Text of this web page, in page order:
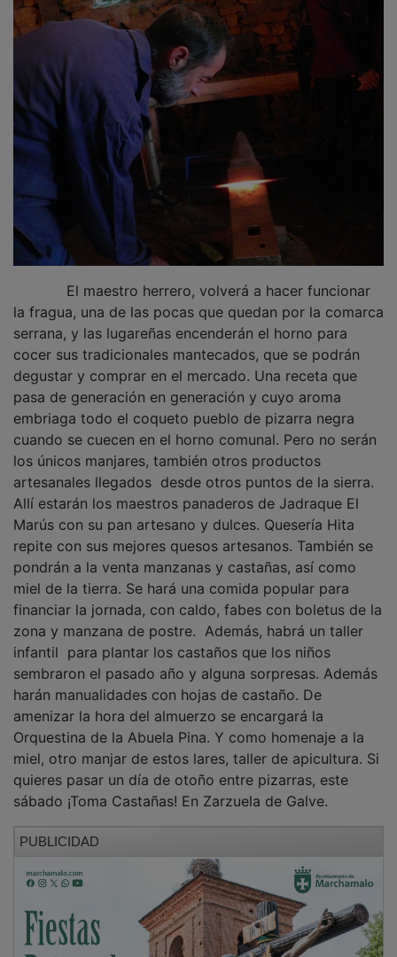
la fragua, una de las pocas que quedan por la comarca
serrana, y las lugareñas encenderán el horno para
cocer sus tradicionales mantecados, que se podrán
degustar y comprar en el mercado. Una receta que
pasa de generación en generación y cuyo aroma
embriaga todo el coqueto pueblo de pizarra negra
cuando se cuecen en el horno comunal. Pero no serán
los únicos manjares, también otros productos
artesanales llegados desde otros puntos de la sierra.
Allí estarán los maestros panaderos de Jadraque El
Marús con su pan artesano y dulces. Quesería Hita
repite con sus mejores quesos artesanos. También se
pondrán a la venta manzanas y castañas, así como
miel de la tierra. Se hará una comida popular para
financiar la jornada, con caldo, fabes con boletus de la
zona y manzana de postre. Además, habrá un taller
infantil para plantar los castaños que los niños
sembraron el pasado año y alguna sorpresas. Además
harán manualidades con hojas de castaño. De
amenizar la hora del almuerzo se encargará la
Orquestina de la Abuela Pina. Y como homenaje a la
miel, otro manjar de estos lares, taller de apicultura. Si
quieres pasar un día de otoño entre pizarras, este
sábado ¡Toma Castañas! En Zarzuela de Galve.